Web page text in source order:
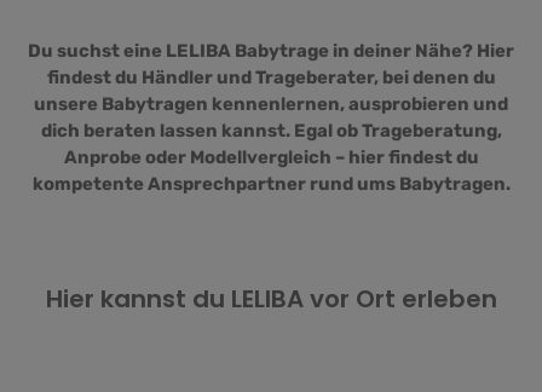
Du suchst eine LELIBA Babytrage in deiner Nähe? Hier
findest du Händler und Trageberater, bei denen du
unsere Babytragen kennenlernen, ausprobieren und
dich beraten lassen kannst. Egal ob Trageberatung,
Anprobe oder Modellvergleich – hier findest du
kompetente Ansprechpartnerrund ums Babytragen.
Hier kannst du LELIBA vor Ort erleben